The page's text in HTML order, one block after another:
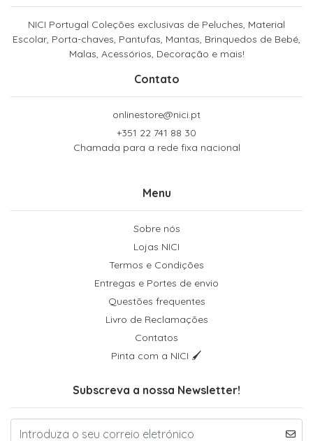
NICI Portugal Coleções exclusivas de Peluches, Material
Escolar, Porta-chaves, Pantufas, Mantas, Brinquedos de Bebé,
Malas, Acessórios, Decoração e mais!
Contato
onlinestore@nici.pt
+351 22 741 88 30
Chamada para a rede fixa nacional
Menu
Sobre nós
Lojas NICI
Termos e Condições
Entregas e Portes de envio
Questões frequentes
Livro de Reclamações
Contatos
Pinta com a NICI 🖌
Subscreva a nossa Newsletter!